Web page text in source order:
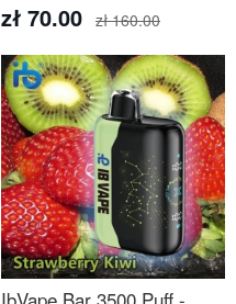
zł 70.00 zł 160.00